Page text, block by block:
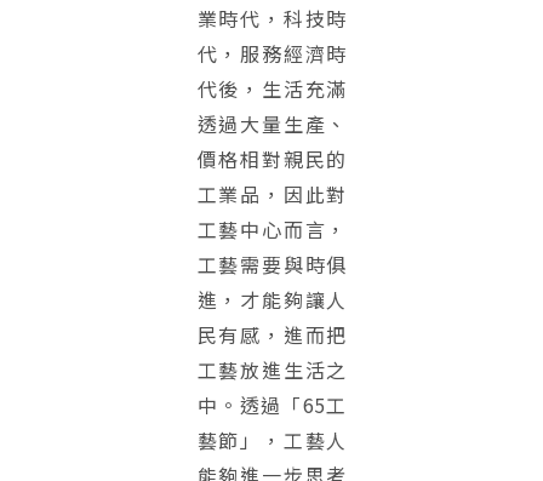
業時代，科技時
代，服務經濟時
代後，生活充滿
透過大量生產、
價格相對親民的
工業品，因此對
工藝中心而言，
工藝需要與時俱
進，才能夠讓人
民有感，進而把
工藝放進生活之
中。透過「65工
藝節」，工藝人
能夠進一步思考